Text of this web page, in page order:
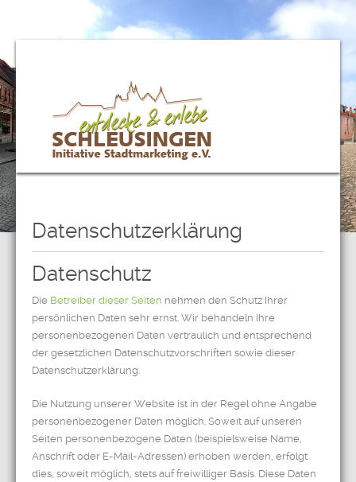
Datenschutzerklärung
Datenschutz
Die Betreiber dieser Seiten nehmen den Schutz Ihrer
persönlichen Daten sehr ernst. Wir behandeln Ihre
personenbezogenen Daten vertraulich und entsprechend
der gesetzlichen Datenschutzvorschriften sowie dieser
Datenschutzerklärung.
Die Nutzung unserer Website ist in der Regel ohne Angabe
personenbezogener Daten möglich. Soweit auf unseren
Seiten personenbezogene Daten (beispielsweise Name,
Anschrift oder E-Mail-Adressen) erhoben werden, erfolgt
dies, soweit möglich, stets auf freiwilliger Basis. Diese Daten